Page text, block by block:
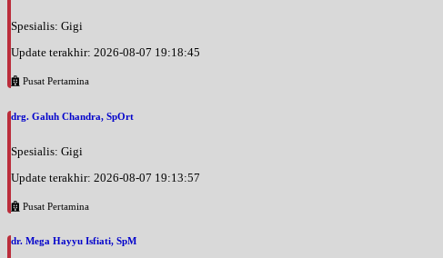
Spesialis: Gigi
Update terakhir: 2026-08-07 19:18:45
Pusat Pertamina
drg. Galuh Chandra, SpOrt
Spesialis: Gigi
Update terakhir: 2026-08-07 19:13:57
Pusat Pertamina
dr. Mega Hayyu Isfiati, SpM